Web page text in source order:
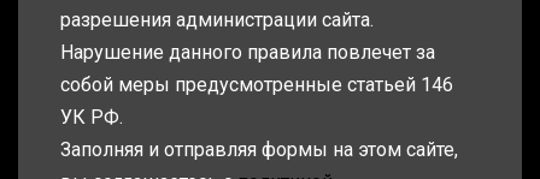
разрешения администрации сайта.
Нарушение данного правила повлечет за
собой меры предусмотренные статьей 146
УК РФ.
Заполняя и отправляя формы на этом сайте,